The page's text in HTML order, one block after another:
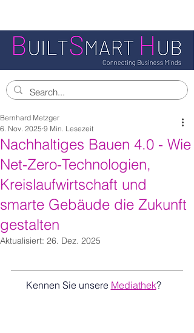
Nachhaltiges Bauen 4.0 - Wie
Net-Zero-Technologien,
Kreislaufwirtschaft und
smarte Gebäude die Zukunft
gestalten
Bernhard Metzger
6. Nov. 2025 9 Min. Lesezeit
Aktualisiert: 26. Dez. 2025
Kennen Sie unsere Mediathek?